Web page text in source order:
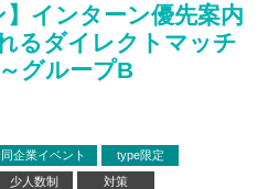
】インターン優先案内
るダイレクトマッチ
グループB
企業イベント
type限定
少人数制 対策